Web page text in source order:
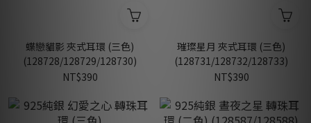
蝶戀貓影 夾式耳環 (三色)
(128728/128729/128730)
NT$390
璀璨星月 夾式耳環 (三色)
(128731/128732/128733)
NT$390